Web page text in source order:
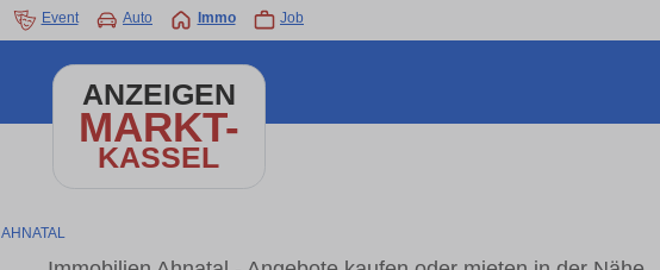
Event Auto Immo Job
ANZEIGEN
MARKT-
KASSEL
AHNATAL